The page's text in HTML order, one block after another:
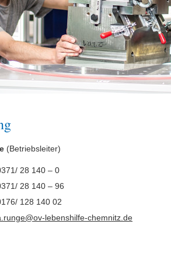
(Betriebsleiter)
28 140 – 0
28 140 – 96
128 140 02
lebenshilfe-chemnitz.de